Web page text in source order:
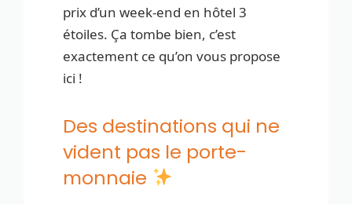
prix d’un week-end en hôtel 3
étoiles. Ça tombe bien, c’est
exactement ce qu’on vous propose
ici !
Des destinations qui ne
vident pas le porte-
monnaie